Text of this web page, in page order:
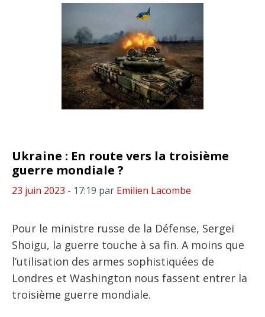
Ukraine : En route vers la troisième
guerre mondiale ?
23 juin 2023 - 17:19 par Emilien Lacombe
Pour le ministre russe de la Défense, Sergei
Shoigu, la guerre touche à sa fin. A moins que
l’utilisation des armes sophistiquées de
Londres et Washington nous fassent entrer la
troisième guerre mondiale.